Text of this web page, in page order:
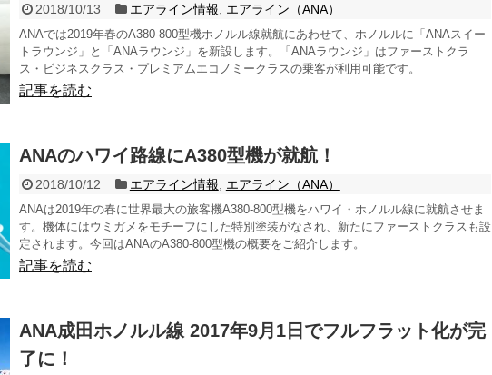
2018/10/13 エアライン情報 エアライン（ANA）
ANAでは2019年春のA380-800型機ホノルル線就航にあわせて、ホノルルに「ANAスイー
トラウンジ」と「ANAラウンジ」を新設します。「ANAラウンジ」はファーストクラ
ス・ビジネスクラス・プレミアムエコノミークラスの乗客が利用可能です。
記事を読む
ANAのハワイ路線にA380型機が就航！
2018/10/12 エアライン情報 エアライン（ANA）
ANAは2019年の春に世界最大の旅客機A380-800型機をハワイ・ホノルル線に就航させま
す。機体にはウミガメをモチーフにした特別塗装がなされ、新たにファーストクラスも設
定されます。今回はANAのA380-800型機の概要をご紹介します。
記事を読む
ANA成田ホノルル線 2017年9月1日でフルフラット化が完
了に！